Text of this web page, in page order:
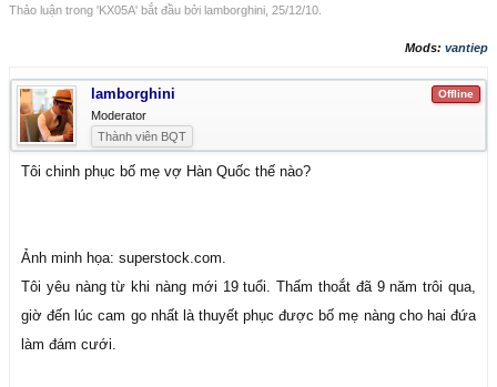
Thảo luận trong 'KX05A' bắt đầu bởi lamborghini 25/12/10
Mods: vantiep
Offline
lamborghini
Moderator
Thành viên BQT
Tôi chinh phục bố mẹ vợ Hàn Quốc thế nào?
Ảnh minh họa: superstock.com.
Tôi yêu nàng từ khi nàng mới 19 tuổi. Thấm thoắt đã 9 năm trôi qua,
giờ đến lúc cam go nhất là thuyết phục được bố mẹ nàng cho hai đứa
làm đám cưới.